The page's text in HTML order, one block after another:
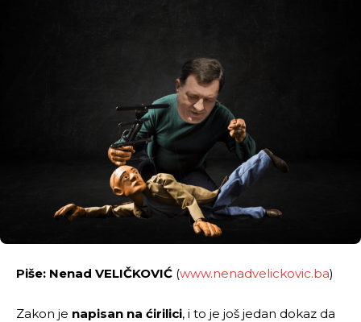
Piše: Nenad VELIČKOVIĆ (www.nenadvelickovic.ba)
Zakon je napisan na ćirilici, i to je još jedan dokaz da